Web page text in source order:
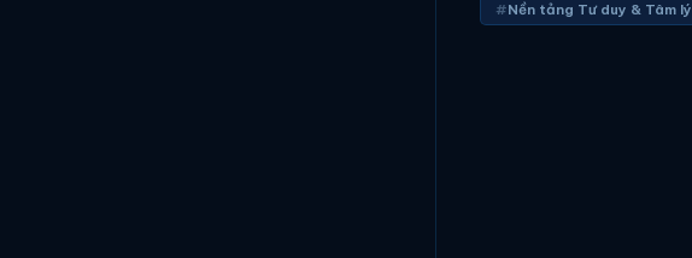
Nền tảng Tư duy & Tâm lý